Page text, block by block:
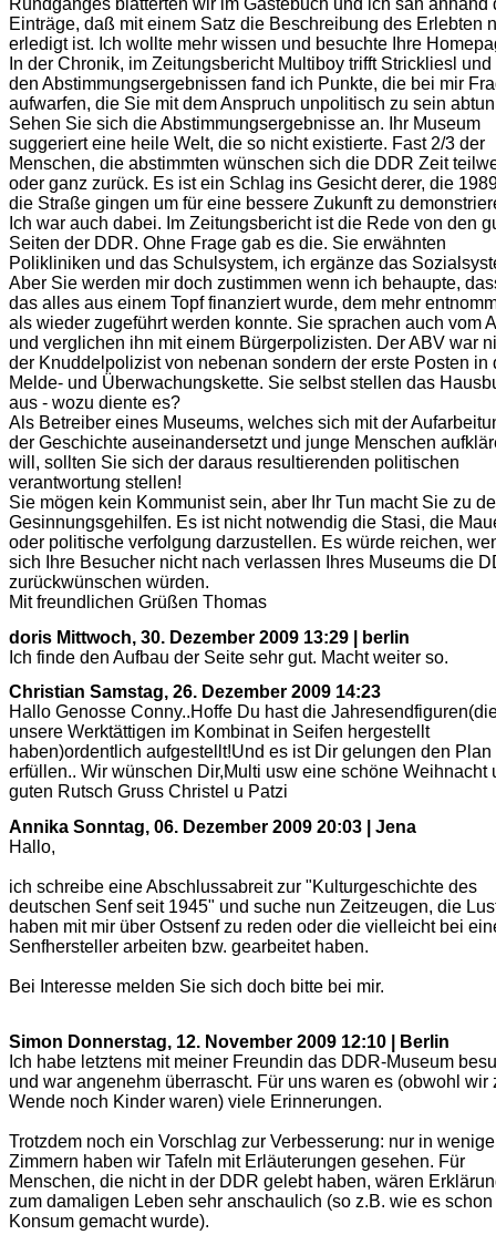
Rundganges blätterten wir im Gästebuch und ich sah anhand
Einträge, daß mit einem Satz die Beschreibung des Erlebten
erledigt ist. Ich wollte mehr wissen und besuchte Ihre
In der Chronik, im Zeitungsbericht Multiboy trifft Strickliesl und
den Abstimmungsergebnissen fand ich Punkte, die bei mir
aufwarfen, die Sie mit dem Anspruch unpolitisch zu sein
Sehen Sie sich die Abstimmungsergebnisse an. Ihr Museum
suggeriert eine heile Welt, die so nicht existierte. Fast 2/3 der
Menschen, die abstimmten wünschen sich die DDR Zeit
oder ganz zurück. Es ist ein Schlag ins Gesicht derer, die
die Straße gingen um für eine bessere Zukunft zu
Ich war auch dabei. Im Zeitungsbericht ist die Rede von den
Seiten der DDR. Ohne Frage gab es die. Sie erwähnten
Polikliniken und das Schulsystem, ich ergänze das
Aber Sie werden mir doch zustimmen wenn ich behaupte,
das alles aus einem Topf finanziert wurde, dem mehr
als wieder zugeführt werden konnte. Sie sprachen auch vom
und verglichen ihn mit einem Bürgerpolizisten. Der ABV war
der Knuddelpolizist von nebenan sondern der erste Posten in
Melde- und Überwachungskette. Sie selbst stellen das
aus - wozu diente es?
Als Betreiber eines Museums, welches sich mit der
der Geschichte auseinandersetzt und junge Menschen
will, sollten Sie sich der daraus resultierenden politischen
verantwortung stellen!
Sie mögen kein Kommunist sein, aber Ihr Tun macht Sie zu
Gesinnungsgehilfen. Es ist nicht notwendig die Stasi, die
oder politische verfolgung darzustellen. Es würde reichen,
sich Ihre Besucher nicht nach verlassen Ihres Museums die
zurückwünschen würden.
Mit freundlichen Grüßen Thomas
doris Mittwoch, 30. Dezember 2009 13:29 | berlin
Ich finde den Aufbau der Seite sehr gut. Macht weiter so.
Christian Samstag, 26. Dezember 2009 14:23
Hallo Genosse Conny..Hoffe Du hast die
unsere Werktättigen im Kombinat in Seifen hergestellt
haben)ordentlich aufgestellt!Und es ist Dir gelungen den Plan
erfüllen.. Wir wünschen Dir,Multi usw eine schöne Weihnacht
guten Rutsch Gruss Christel u Patzi
Annika Sonntag, 06. Dezember 2009 20:03 | Jena
Hallo,
ich schreibe eine Abschlussabreit zur "Kulturgeschichte des
deutschen Senf seit 1945" und suche nun Zeitzeugen, die
haben mit mir über Ostsenf zu reden oder die vielleicht bei
Senfhersteller arbeiten bzw. gearbeitet haben.
Bei Interesse melden Sie sich doch bitte bei mir.
Simon Donnerstag, 12. November 2009 12:10 | Berlin
Ich habe letztens mit meiner Freundin das DDR-Museum
und war angenehm überrascht. Für uns waren es (obwohl wir
Wende noch Kinder waren) viele Erinnerungen.
Trotzdem noch ein Vorschlag zur Verbesserung: nur in
Zimmern haben wir Tafeln mit Erläuterungen gesehen. Für
Menschen, die nicht in der DDR gelebt haben, wären
zum damaligen Leben sehr anschaulich (so z.B. wie es schon
Konsum gemacht wurde).